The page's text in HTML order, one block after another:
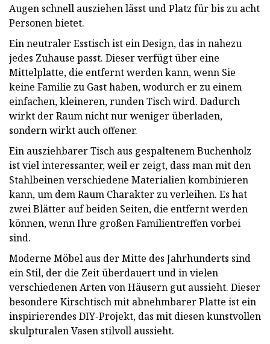
Augen schnell ausziehen lässt und Platz für bis zu acht
Personen bietet.
Ein neutraler Esstisch ist ein Design, das in nahezu
jedes Zuhause passt. Dieser verfügt über eine
Mittelplatte, die entfernt werden kann, wenn Sie
keine Familie zu Gast haben, wodurch er zu einem
einfachen, kleineren, runden Tisch wird. Dadurch
wirkt der Raum nicht nur weniger überladen,
sondern wirkt auch offener.
Ein ausziehbarer Tisch aus gespaltenem Buchenholz
ist viel interessanter, weil er zeigt, dass man mit den
Stahlbeinen verschiedene Materialien kombinieren
kann, um dem Raum Charakter zu verleihen. Es hat
zwei Blätter auf beiden Seiten, die entfernt werden
können, wenn Ihre großen Familientreffen vorbei
sind.
Moderne Möbel aus der Mitte des Jahrhunderts sind
ein Stil, der die Zeit überdauert und in vielen
verschiedenen Arten von Häusern gut aussieht. Dieser
besondere Kirschtisch mit abnehmbarer Platte ist ein
inspirierendes DIY-Projekt, das mit diesen kunstvollen
skulpturalen Vasen stilvoll aussieht.